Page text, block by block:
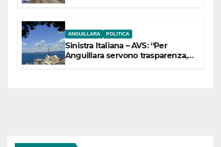
ANGUILLARA POLITICA
Sinistra Italiana – AVS: “Per
Anguillara servono trasparenza,